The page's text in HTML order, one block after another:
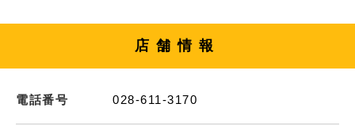
店舗情報
電話番号 028-611-3170